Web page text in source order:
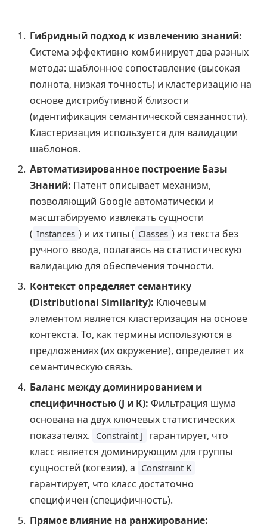
Гибридный подход к извлечению знаний:
Система эффективно комбинирует два разных
метода: шаблонное сопоставление (высокая
полнота, низкая точность) и кластеризацию на
основе дистрибутивной близости
(идентификация семантической связанности).
Кластеризация используется для валидации
шаблонов.
Автоматизированное построение Базы
Знаний: Патент описывает механизм,
позволяющий Google автоматически и
масштабируемо извлекать сущности
( Instances ) и их типы ( Classes ) из текста без
ручного ввода, полагаясь на статистическую
валидацию для обеспечения точности.
Контекст определяет семантику
(Distributional Similarity): Ключевым
элементом является кластеризация на основе
контекста. То, как термины используются в
предложениях (их окружение), определяет их
семантическую связь.
Баланс между доминированием и
специфичностью (J и K): Фильтрация шума
основана на двух ключевых статистических
показателях. Constraint J гарантирует, что
класс является доминирующим для группы
сущностей (когезия), а Constraint K
гарантирует, что класс достаточно
специфичен (специфичность).
Прямое влияние на ранжирование: